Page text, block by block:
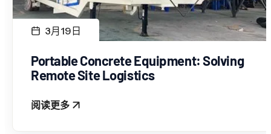
3月19日
Portable Concrete Equipment: Solving
Remote Site Logistics
阅读更多
: PORTABLE CONCRETE EQUIPMENT: SOLVING